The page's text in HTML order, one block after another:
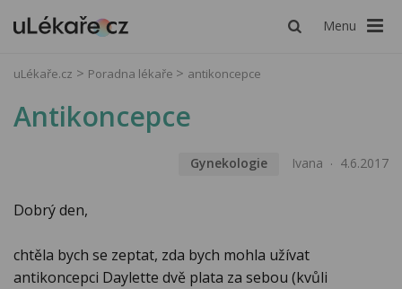
Menu
uLékaře.cz Poradna lékaře antikoncepce
Antikoncepce
Gynekologie Ivana 4.6.2017
Dobrý den,
chtěla bych se zeptat, zda bych mohla užívat
antikoncepci Daylette dvě plata za sebou (kvůli